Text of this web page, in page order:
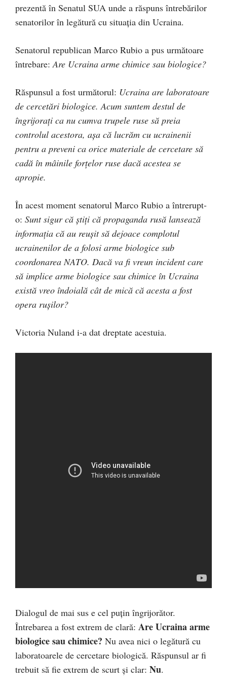
prezentă în Senatul SUA unde a răspuns întrebărilor
senatorilor în legătură cu situația din Ucraina.
Senatorul republican Marco Rubio a pus următoare
întrebare: Are Ucraina arme chimice sau biologice?
Răspunsul a fost următorul: Ucraina are laboratoare
de cercetări biologice. Acum suntem destul de
îngrijorați ca nu cumva trupele ruse să preia
controlul acestora, așa că lucrăm cu ucrainenii
pentru a preveni ca orice materiale de cercetare să
cadă în mâinile forțelor ruse dacă acestea se
apropie.
În acest moment senatorul Marco Rubio a întrerupt-
o: Sunt sigur că știți că propaganda rusă lansează
informația că au reușit să dejoace complotul
ucrainenilor de a folosi arme biologice sub
coordonarea NATO. Dacă va fi vreun incident care
să implice arme biologice sau chimice în Ucraina
există vreo îndoială cât de mică că acesta a fost
opera rușilor?
Victoria Nuland i-a dat dreptate acestuia.
Dialogul de mai sus e cel puțin îngrijorător.
Întrebarea a fost extrem de clară: Are Ucraina arme
biologice sau chimice? Nu avea nici o legătură cu
laboratoarele de cercetare biologică. Răspunsul ar fi
trebuit să fie extrem de scurt și clar: Nu.